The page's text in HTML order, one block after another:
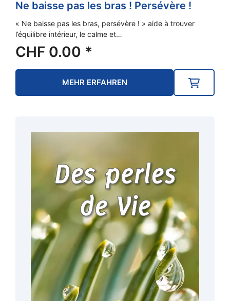
Ne baisse pas les bras ! Persévère !
« Ne baisse pas les bras, persévère ! » aide à trouver
l’équilibre intérieur, le calme et…
CHF 0.00 *
MEHR ERFAHREN